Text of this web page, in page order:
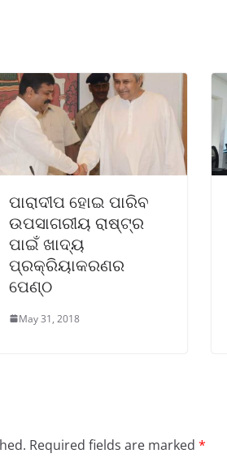
ପାରାଦୀପ ହୋଇ ପାରିବ
ଉପସାଗରୀୟ ରାଷ୍ଟ୍ର
ପାଇଁ ଖାଦ୍ୟ
ପ୍ରକ୍ରିୟାକରଣର
ପେଣ୍ଠ
May 31, 2018
Required fields are marked *